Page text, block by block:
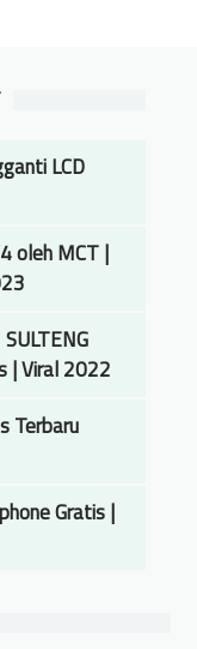
LCD
oleh MCT |
| Viral 2022
Terbaru
Gratis |